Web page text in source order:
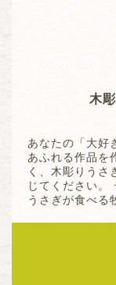
木
あなたの「大好
あふれる作品を
く、木彫りうさ
じてください。
うさぎが食べる